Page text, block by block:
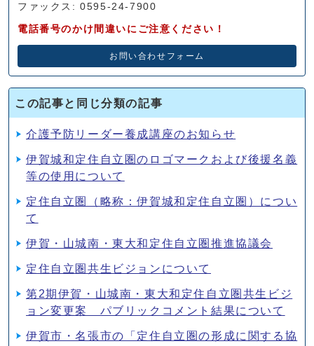
ファックス: 0595-24-7900
電話番号のかけ間違いにご注意ください！
お問い合わせフォーム
この記事と同じ分類の記事
介護予防リーダー養成講座のお知らせ
伊賀城和定住自立圏のロゴマークおよび後援名義
等の使用について
定住自立圏（略称：伊賀城和定住自立圏）につい
て
伊賀・山城南・東大和定住自立圏推進協議会
定住自立圏共生ビジョンについて
第2期伊賀・山城南・東大和定住自立圏共生ビジ
ョン変更案 パブリックコメント結果について
伊賀市・名張市の「定住自立圏の形成に関する協